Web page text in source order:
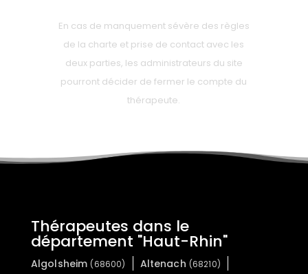
En cas de manquement sévère des règles
de la charte et prise de contact avec les
deux parties, les administrateurs du site
pourront décider de fermer le compte du
thérapeute.
Thérapeutes dans le
département "Haut-Rhin"
Algolsheim (68600) Altenach (68210)